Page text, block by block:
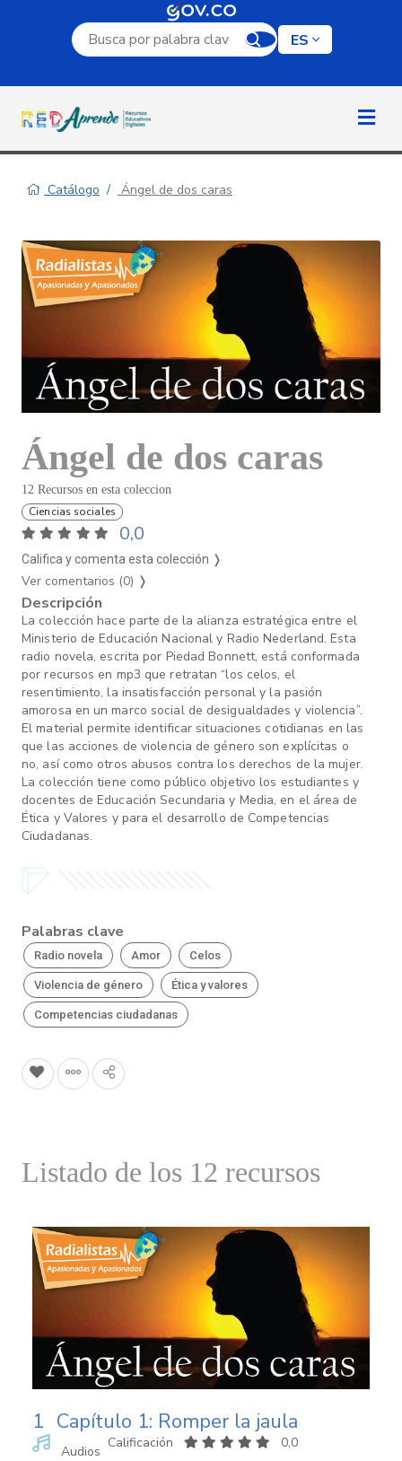
Campo de búsqueda por palabra clave
ES
Catálogo Ángel de dos caras
Ángel de dos caras
12 Recursos en esta coleccion
Ciencias sociales
0,0
Califica y comenta esta colección ❭
Ver comentarios (0) ❭
Descripción
La colección hace parte de la alianza estratégica entre el
Ministerio de Educación Nacional y Radio Nederland. Esta
radio novela, escrita por Piedad Bonnett, está conformada
por recursos en mp3 que retratan “los celos, el
resentimiento, la insatisfacción personal y la pasión
amorosa en un marco social de desigualdades y violencia”.
El material permite identificar situaciones cotidianas en las
que las acciones de violencia de género son explícitas o
no, así como otros abusos contra los derechos de la mujer.
La colección tiene como público objetivo los estudiantes y
docentes de Educación Secundaria y Media, en el área de
Ética y Valores y para el desarrollo de Competencias
Ciudadanas.
Palabras clave
Radio novela Amor Celos
Violencia de género Ética y valores
Competencias ciudadanas
Listado de los 12 recursos
1 Capítulo 1: Romper la jaula
Audios
Calificación 0,0